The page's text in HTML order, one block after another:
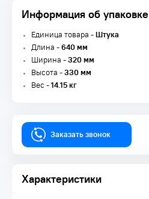
Информация об упаковке
Единица товара -Штука
Длина -640 мм
Ширина -320 мм
Высота -330 мм
Вес -14.15 кг
Заказать звонок
Характеристики